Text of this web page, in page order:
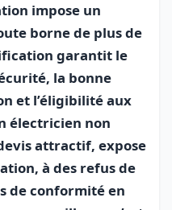
impose un
borne de plus de
garantit le
la bonne
et l’éligibilité aux
électricien non
attractif, expose
à des refus de
de conformité en